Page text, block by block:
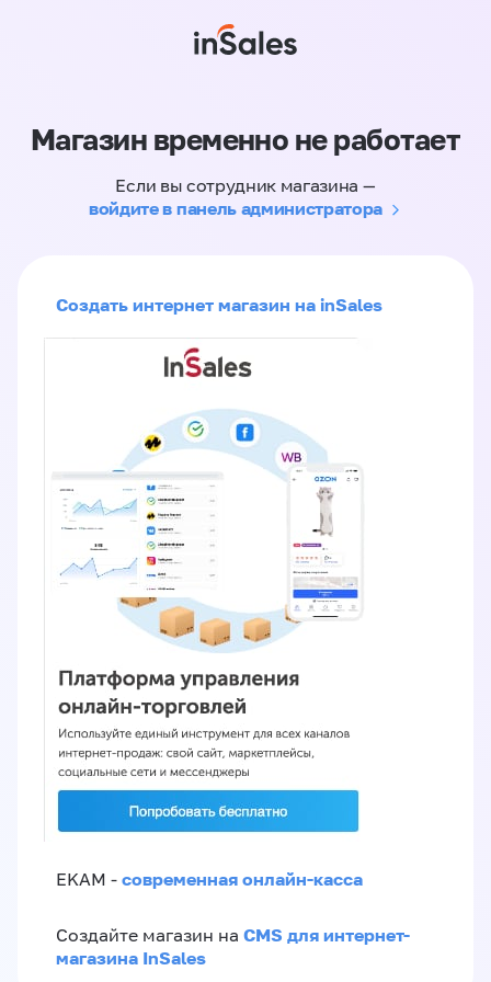
Магазин временно не работает
Если вы сотрудник магазина —
войдите в панель администратора
Создать интернет магазин на inSales
EKAM - современная онлайн-касса
Создайте магазин на CMS для интернет-
магазина InSales